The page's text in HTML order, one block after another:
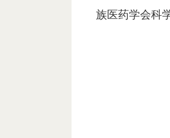
族医药学会科